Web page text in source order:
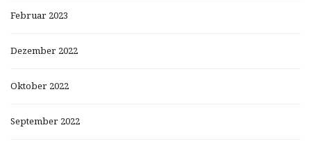
Februar 2023
Dezember 2022
Oktober 2022
September 2022